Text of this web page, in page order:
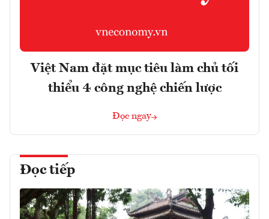
Việt Nam đặt mục tiêu làm chủ tối
thiểu 4 công nghệ chiến lược
Đọc ngay
Đọc tiếp